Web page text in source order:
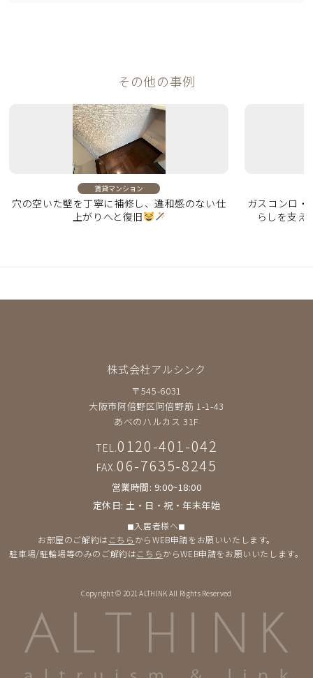
その他の事例
賃貸マンション
穴の空いた壁を丁寧に補修し、違和感のない仕
上がりへと復旧
ガスコンロ・
らしを支え
株式会社アルシンク
〒545-6031
大阪市阿倍野区阿倍野筋 1-1-43
あべのハルカス 31F
TEL.0120-401-042
FAX.06-7635-8245
営業時間: 9:00~18:00
定休日: 土・日・祝・年末年始
◼︎入居者様へ◼︎
お部屋のご解約は こちら からWEB申請をお願いいたします。
駐車場/駐輪場等のみのご解約はこちらからWEB申請をお願いいたします。
Copyright © 2021 ALTHINK All Rights Reserved